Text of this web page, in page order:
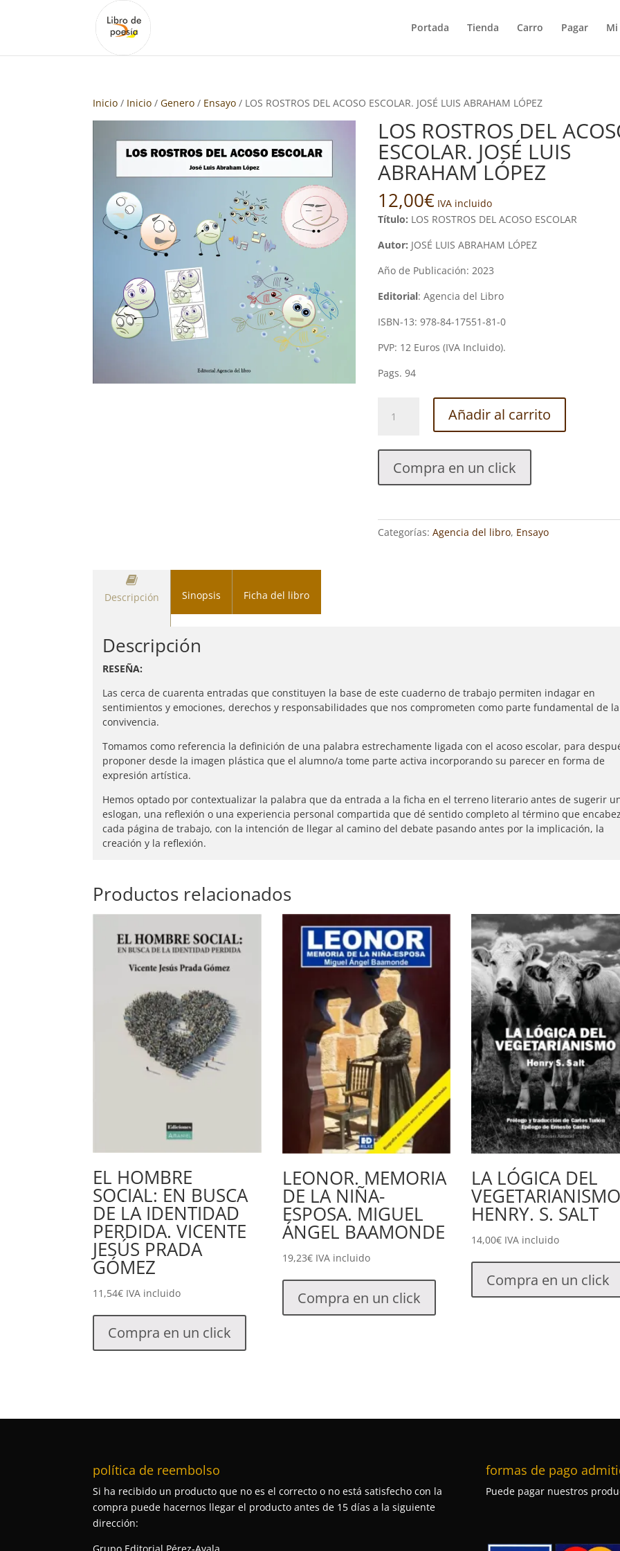
Portada Tienda Carro Pagar
Inicio / Inicio /Genero / Ensayo / LOS ROSTROS DEL ACOSO ESCOLAR. JOSÉ LUIS ABRAHAM LÓPEZ
LOS ROSTROS DEL
ESCOLAR. JOSÉ LUIS
ABRAHAM LÓPEZ
12,00€ IVA incluido
Título: LOS ROSTROS DEL ACOSO ESCOLAR
Autor: JOSÉ LUIS ABRAHAM LÓPEZ
Año de Publicación: 2023
Editorial: Agencia del Libro
ISBN-13: 978-84-17551-81-0
PVP: 12 Euros (IVA Incluido).
Pags. 94
ROSTROS
ACOSO
ESCOLAR.
JOSÉ
ABRAHAM
LÓPEZ
Añadir al carrito
Compra en un click
Categorías:Agencia del libro, Ensayo
Descripción Sinopsis Ficha del libro
Descripción
RESEÑA:
Las cerca de cuarenta entradas que constituyen la base de este cuaderno de trabajo permiten indagar en
sentimientos y emociones, derechos y responsabilidades que nos comprometen como parte fundamental de la
convivencia.
Tomamos como referencia la definición de una palabra estrechamente ligada con el acoso escolar, para
proponer desde la imagen plástica que el alumno/a tome parte activa incorporando su parecer en forma de
expresión artística.
Hemos optado por contextualizar la palabra que da entrada a la ficha en el terreno literario antes de sugerir
eslogan, una reflexión o una experiencia personal compartida que dé sentido completo al término que
cada página de trabajo, con la intención de llegar al camino del debate pasando antes por la implicación, la
creación y la reflexión.
Productos relacionados
EL HOMBRE
SOCIAL: EN BUSCA
DE LA IDENTIDAD
PERDIDA. VICENTE
JESÚS PRADA
GÓMEZ
11,54€ IVA incluido
Compra en un click
LEONOR. MEMORIA
DE LA NIÑA-
ESPOSA. MIGUEL
ÁNGEL BAAMONDE
19,23€ IVA incluido
Compra en un click
LA LÓGICA DEL
HENRY. S. SALT
14,00€ IVA incluido
Compra en un click
política de reembolso
Si ha recibido un producto que no es el correcto o no está satisfecho con la
compra puede hacernos llegar el producto antes de 15 días a la siguiente
dirección:
formas de pago
Puede pagar nuestros